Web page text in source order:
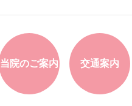
当院のご案内 交通案内